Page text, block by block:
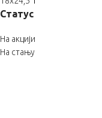
Статус
На акцији
На стању